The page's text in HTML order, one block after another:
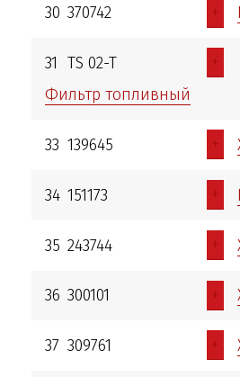
30 370742 +
31 TS 02-T
+
Фильтр топливный
33 139645 +
34 151173 +
35 243744 +
36 300101 +
37 309761 +